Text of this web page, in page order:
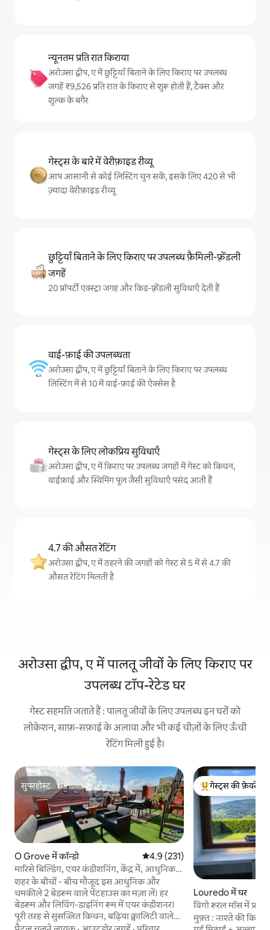
न्यूनतम प्रति रात किराया
अरोउसा द्वीप, ए में छुट्टियाँ बिताने के लिए किराए पर उपलब्ध
जगहें ₹9,526 प्रति रात के किराए से शुरू होती हैं, टैक्स और
शुल्क के बगैर
गेस्ट्स के बारे में वेरीफ़ाइड रीव्यू
आप आसानी से कोई लिस्टिंग चुन सकें, इसके लिए 420 से भी
ज़्यादा वेरीफ़ाइड रीव्यू
छुट्टियाँ बिताने के लिए किराए पर उपलब्ध फ़ैमिली-फ़्रेंडली
जगहें
20 प्रॉपर्टी एक्स्ट्रा जगह और किड-फ़्रेंडली सुविधाएँ देती हैं
वाई-फ़ाई की उपलब्धता
अरोउसा द्वीप, ए में छुट्टियाँ बिताने के लिए किराए पर उपलब्ध
लिस्टिंग में से 10 में वाई-फ़ाई की ऐक्सेस है
गेस्ट्स के लिए लोकप्रिय सुविधाएँ
अरोउसा द्वीप, ए में किराए पर उपलब्ध जगहों में गेस्ट को किचन,
वाईफ़ाई और स्विमिंग पूल जैसी सुविधाएँ पसंद आती हैं
4.7 की औसत रेटिंग
अरोउसा द्वीप, ए में ठहरने की जगहों को गेस्ट से 5 में से 4.7 की
औसत रेटिंग मिलती है
अरोउसा द्वीप, ए में पालतू जीवों के लिए किराए पर
उपलब्ध टॉप-रेटेड घर
गेस्ट सहमति जताते हैं : पालतू जीवों के लिए उपलब्ध इन घरों को
लोकेशन, साफ़-सफ़ाई के अलावा और भी कई चीज़ों के लिए ऊँची
रेटिंग मिली हुई है।
सुपरहोस्ट
सुपरहोस्ट
O Grove में कॉन्डो औसत रेटिंग 5 में से 4.9, 231 समीक्षाएँ
4.9 (231)
मारिसे बिल्डिंग, एयर कंडीशनिंग, केंद्र में, आधुनिक,
छत...
शहर के बीचों - बीच मौजूद इस आधुनिक और
चमकीले 2 बेडरूम वाले पेंटहाउस का मज़ा लें। हर
बेडरूम और लिविंग-डाइनिंग रूम में एयर कंडीशनर।
पूरी तरह से सुसज्जित किचन, बढ़िया क्वालिटी वाले
गद्दे और लिनन। चौथी मंज़िल पर बिना लिफ़्ट के
गेस्ट्स का टॉप फ़ेवरेट
गेस्ट्स की फ़ेवरेट
Louredo में घर
विगो रूरल मॉस में
मुफ़्त : नाश्ते की किट